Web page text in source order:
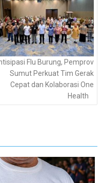
Flu Burung, Pemprov
Sumut Perkuat Tim Gerak
Cepat dan Kolaborasi One
Health